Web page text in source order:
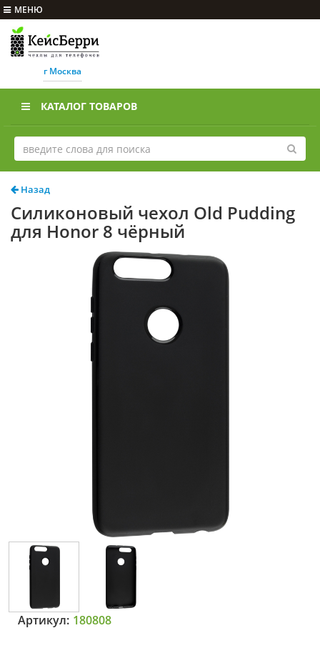
МЕНЮ
г Москва
КАТАЛОГ ТОВАРОВ
Назад
Силиконовый чехол Old Pudding
для Honor 8 чёрный
Артикул: 180808